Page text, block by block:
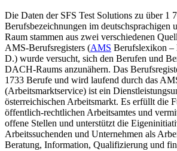
Die Daten der SFS Test Solutions zu über 1
Berufsbezeichnungen im deutschsprachigen
Raum stammen aus zwei verschiedenen
AMS-Berufsregisters (AMS Berufslexikon –
D.) wurde versucht, sich den Berufen und
DACH-Raums anzunähern. Das
1733 Berufe und wird laufend durch das
(Arbeitsmarktservice) ist ein
österreichischen Arbeitsmarkt. Es erfüllt die
öffentlich-rechtlichen Arbeitsamtes und
offene Stellen und unterstützt die
Arbeitssuchenden und Unternehmen als
Beratung, Information, Qualifizierung und